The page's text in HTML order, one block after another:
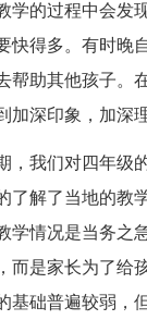
的过程中会发现
快得多。有时晚
帮助其他孩子。
加深印象，加深
我们对四年级的
了解了当地的教
学情况是当务之
而是家长为了给
基础普遍较弱，